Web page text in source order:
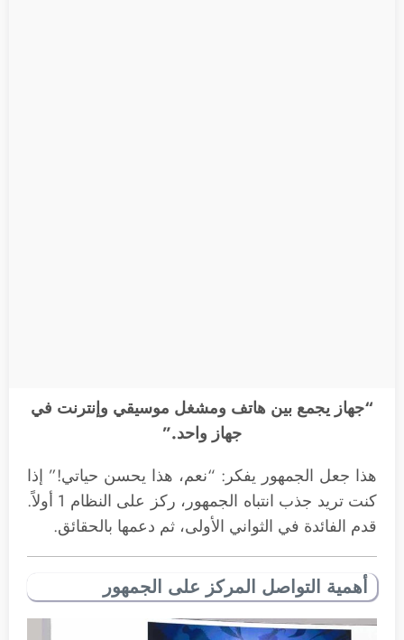
“جهاز يجمع بين هاتف ومشغل موسيقي وإنترنت في
جهاز واحد.”
هذا جعل الجمهور يفكر: “نعم، هذا يحسن حياتي!” إذا
كنت تريد جذب انتباه الجمهور، ركز على النظام 1 أولاً.
قدم الفائدة في الثواني الأولى، ثم دعمها بالحقائق.
أهمية التواصل المركز على الجمهور